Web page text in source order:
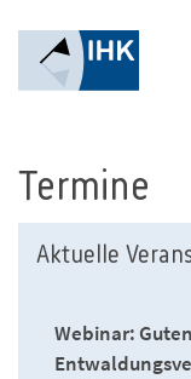
Termine
Aktuelle
Webinar: